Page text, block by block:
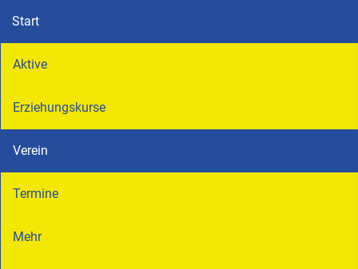
Start
Aktive
Erziehungskurse
Verein
Termine
Mehr